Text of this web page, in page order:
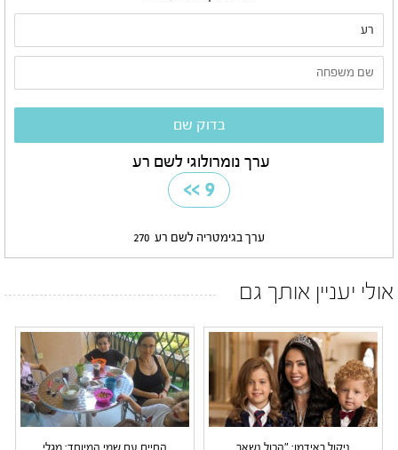
ערך נומרולוגי לשם רע
9
>>
ערך בגימטריה לשם רע 270
אולי יעניין אותך גם
ניקול ראידמן: "הכול נשאר החיים עם שמי המיוחד: מגלי